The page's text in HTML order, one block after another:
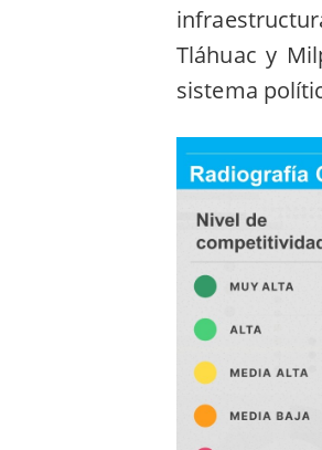
Tláhuac y
sistema